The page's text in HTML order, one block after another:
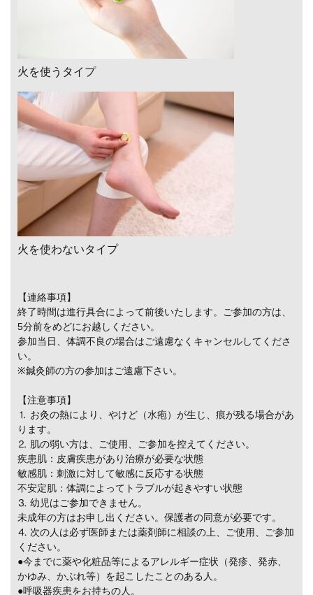
火を使うタイプ
火を使わないタイプ
【連絡事項】
終了時間は進行具合によって前後いたします。ご参加の方は、
5分前をめどにお越しください。
参加当日、体調不良の場合はご遠慮なくキャンセルしてくださ
い。
※鍼灸師の方の参加はご遠慮下さい。
【注意事項】
⒈ お灸の熱により、やけど（水疱）が生じ、痕が残る場合があ
ります。
⒉ 肌の弱い方は、ご使用、ご参加を控えてください。
疾患肌：皮膚疾患があり治療が必要な状態
敏感肌：刺激に対して敏感に反応する状態
不安定肌：体調によってトラブルが起きやすい状態
⒊ 幼児はご参加できません。
未成年の方はお申し出ください。保護者の同意が必要です。
⒋ 次の人は必ず医師または薬剤師に相談の上、ご使用、ご参加
ください。
●今までに薬や化粧品等によるアレルギー症状（発疹、発赤、
かゆみ、かぶれ等）を起こしたことのある人。
●呼吸器疾患をお持ちの人。